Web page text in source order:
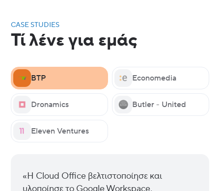
CASE STUDIES
Τί λένε για εμάς
BTP Economedia
Dronamics Butler - United
Eleven Ventures
«Η Cloud Office βελτιστοποίησε και